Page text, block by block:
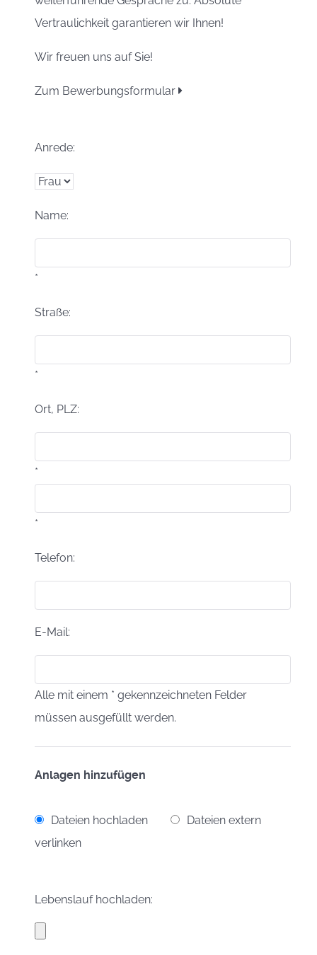
Vertraulichkeit garantieren wir Ihnen!
Wir freuen uns auf Sie!
Zum Bewerbungsformular
Anrede:
Name:
*
Straße:
*
Ort, PLZ:
*
*
Telefon:
E-Mail:
Alle mit einem * gekennzeichneten Felder
müssen ausgefüllt werden.
Anlagen hinzufügen
Dateien hochladen
Dateien extern
verlinken
Lebenslauf hochladen: